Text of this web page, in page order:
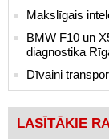
Makslīgais
BMW F10 un
diagnostika
Dīvaini
LASĪTĀKIE